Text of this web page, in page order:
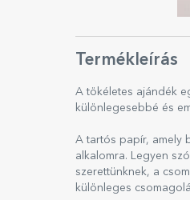
Termékleírás
A tökéletes ajándék
különlegesebbé és
A tartós papír, amely
alkalomra. Legyen
szerettünknek, a
különleges